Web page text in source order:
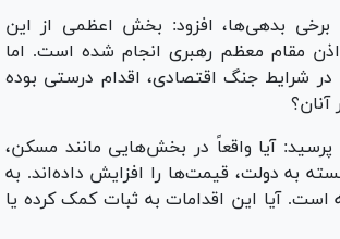
برخی بدهی‌ها، افزود: بخش اعظمی از این
مقام معظم رهبری انجام شده است. اما
درصدی ارزش پول ملی در شرایط جنگ اقتصادی، اقدام درستی بوده
آیا واقعاً در بخش‌هایی مانند مسکن،
به دولت، قیمت‌ها را افزایش داده‌اند. به
آیا این اقدامات به ثبات کمک کرده یا